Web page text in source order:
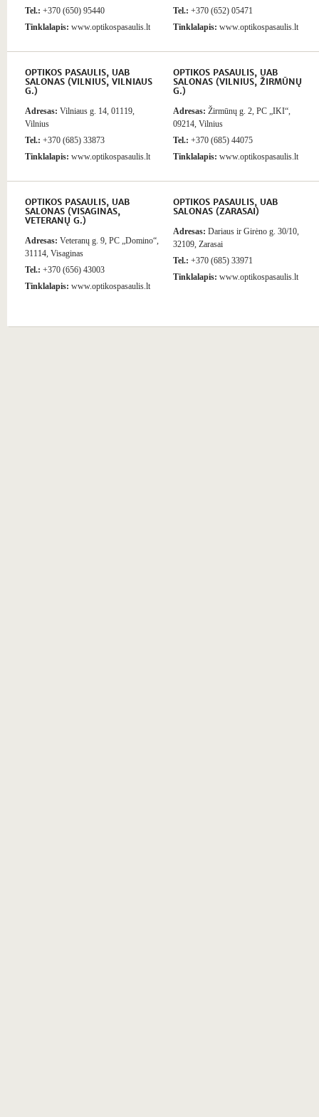
Tel.: +370 (650) 95440
Tinklalapis: www.optikospasaulis.lt
Tel.: +370 (652) 05471
Tinklalapis: www.optikospasaulis.lt
OPTIKOS PASAULIS, UAB
SALONAS (VILNIUS, VILNIAUS
G.)
Adresas: Vilniaus g. 14, 01119,
Vilnius
Tel.: +370 (685) 33873
Tinklalapis: www.optikospasaulis.lt
OPTIKOS PASAULIS, UAB
SALONAS (VILNIUS, ŽIRMŪNŲ
G.)
Adresas: Žirmūnų g. 2, PC „IKI“,
09214, Vilnius
Tel.: +370 (685) 44075
Tinklalapis: www.optikospasaulis.lt
OPTIKOS PASAULIS, UAB
SALONAS (VISAGINAS,
VETERANŲ G.)
Adresas: Veteranų g. 9, PC „Domino“,
31114, Visaginas
Tel.: +370 (656) 43003
Tinklalapis: www.optikospasaulis.lt
OPTIKOS PASAULIS, UAB
SALONAS (ZARASAI)
Adresas: Dariaus ir Girėno g. 30/10,
32109, Zarasai
Tel.: +370 (685) 33971
Tinklalapis: www.optikospasaulis.lt